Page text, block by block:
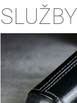
SLUŽBY